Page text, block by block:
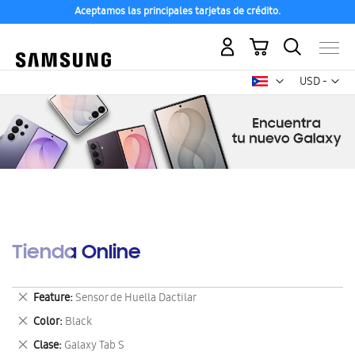
Aceptamos las principales tarjetas de crédito.
USD -
dólar
Mi carrito
Tienda Online
Feature Sensor de Huella Dactilar
Eliminar
este
artículo
Color Black
Eliminar
este
Clase Galaxy Tab S
Eliminar